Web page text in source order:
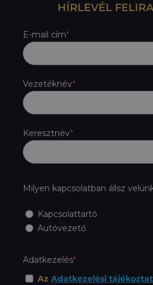
HÍRLEVÉL
E-mail cím
Vezetéknév
Keresztnév
Milyen kapcsolatban állsz
Kapcsolattartó
Autóvezető
Adatkezelés
Az Adatkezelési